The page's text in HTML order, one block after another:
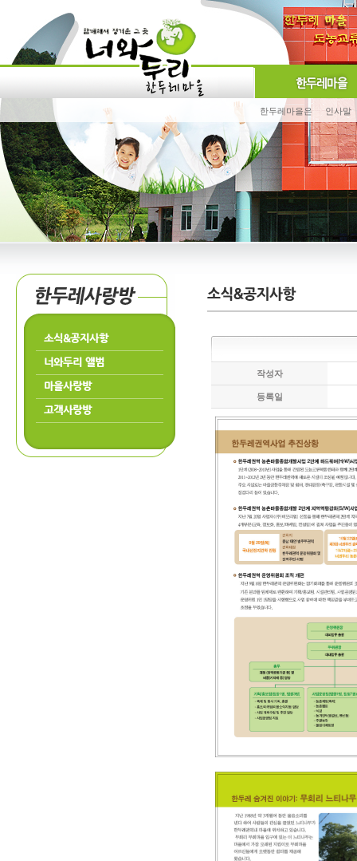
한두레마을은 인사말
소식&공지사항
너와두리 앨범
마을사랑방
고객사랑방
작성자
등록일